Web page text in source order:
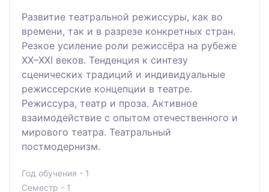
Развитие театральной режиссуры, как во
времени, так и в разрезе конкретных стран.
Резкое усиление роли режиссёра на рубеже
XX–XXI веков. Тенденция к синтезу
сценических традиций и индивидуальные
режиссерские концепции в театре.
Режиссура, театр и проза. Активное
взаимодействие с опытом отечественного и
мирового театра. Театральный
постмодернизм.
Год обучения - 1
Семестр - 1